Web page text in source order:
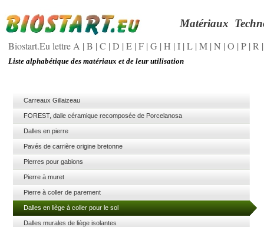
Carreaux Gillaizeau
FOREST, dalle céramique recomposée de Porcelanosa
Dalles en pierre
Pavés de carrière origine bretonne
Pierres pour gabions
Pierre à muret
Pierre à coller de parement
Dalles en liège à coller pour le sol
Dalles murales de liège isolantes
Liste alphabétique des matériaux et de leur utilisation
Biostart.Eu lettre A | B | C | D | E | F | G | H | I | L | M | N | O | P | R
Matériaux